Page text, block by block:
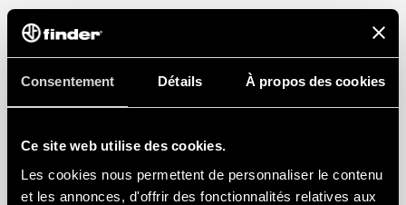
Consentement Détails À propos des cookies
Ce site web utilise des cookies.
Les cookies nous permettent de personnaliser le contenu
et les annonces, d'offrir des fonctionnalités relatives aux